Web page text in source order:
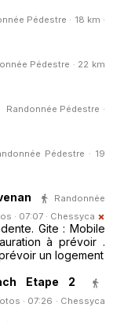
Pédestre · 18 km ·
Pédestre · 22 km
Randonnée Pédestre ·
Pédestre · 19
Randonnée
· 07:07 · Chessyca
Gite : Mobile
à prévoir .
un logement
Etape 2
· 07:26 · Chessyca